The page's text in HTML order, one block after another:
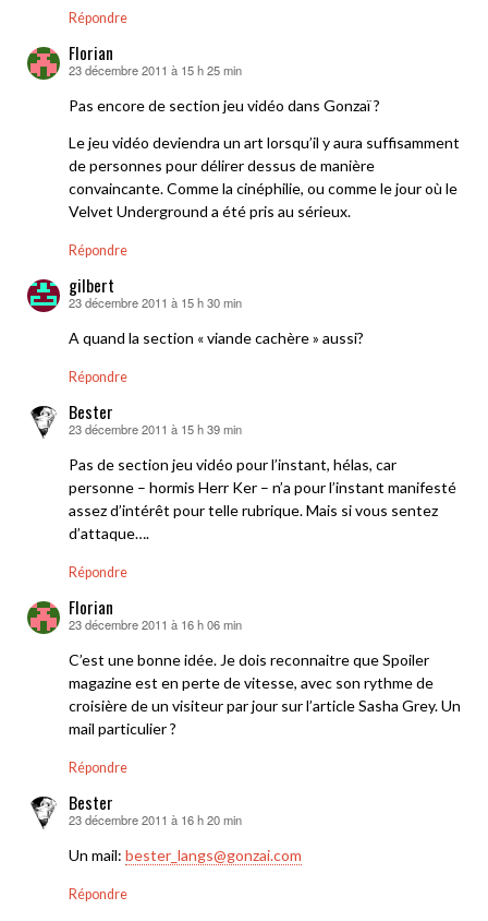
Répondre
Florian
dit :
23 décembre 2011 à 15 h 25 min
Pas encore de section jeu vidéo dans Gonzaï ?
Le jeu vidéo deviendra un art lorsqu’il y aura suffisamment
de personnes pour délirer dessus de manière
convaincante. Comme la cinéphilie, ou comme le jour où le
Velvet Underground a été pris au sérieux.
Répondre
gilbert
dit :
23 décembre 2011 à 15 h 30 min
A quand la section « viande cachère » aussi?
Répondre
Bester
dit :
23 décembre 2011 à 15 h 39 min
Pas de section jeu vidéo pour l’instant, hélas, car
personne – hormis Herr Ker – n’a pour l’instant manifesté
assez d’intérêt pour telle rubrique. Mais si vous sentez
d’attaque….
Répondre
Florian
dit :
23 décembre 2011 à 16 h 06 min
C’est une bonne idée. Je dois reconnaitre que Spoiler
magazine est en perte de vitesse, avec son rythme de
croisière de un visiteur par jour sur l’article Sasha Grey. Un
mail particulier ?
Répondre
Bester
dit :
23 décembre 2011 à 16 h 20 min
Un mail: bester_langs@gonzai.com
Répondre